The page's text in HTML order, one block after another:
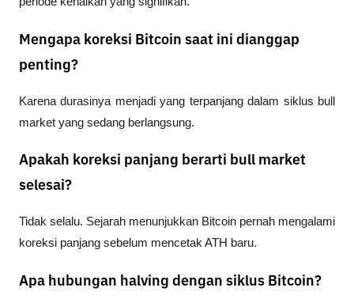
Mengapa koreksi Bitcoin saat ini dianggap
penting?
Karena durasinya menjadi yang terpanjang dalam siklus bull
market yang sedang berlangsung.
Apakah koreksi panjang berarti bull market
selesai?
Tidak selalu. Sejarah menunjukkan Bitcoin pernah mengalami
koreksi panjang sebelum mencetak ATH baru.
Apa hubungan halving dengan siklus Bitcoin?